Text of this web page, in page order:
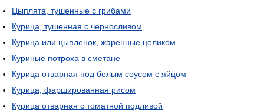
Цыплята, тушенные с грибами
Курица, тушенная с черносливом
Курица или цыпленок, жаренные целиком
Куриные потроха в сметане
Курица отварная под белым соусом с яйцом
Курица, фаршированная рисом
Курица отварная с томатной подливой